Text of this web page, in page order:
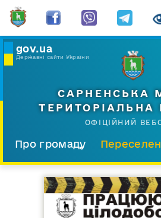
gov.ua
Державні сайти України
САРНЕНСЬКА
ТЕРИТОРІАЛЬНА
ОФІЦІЙНИЙ
Про громаду
Прес-центр